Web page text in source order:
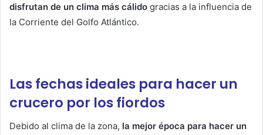
disfrutan de un clima más cálido gracias a la influencia de
la Corriente del Golfo Atlántico.
Las fechas ideales para hacer un
crucero por los fiordos
Debido al clima de la zona, la mejor época para hacer un